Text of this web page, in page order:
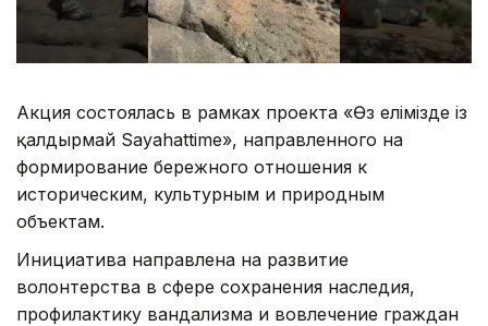
Акция состоялась в рамках проекта «Өз елімізде із
қалдырмай Sayahattime», направленного на
формирование бережного отношения к
историческим, культурным и природным
объектам.
Инициатива направлена на развитие
волонтерства в сфере сохранения наследия,
профилактику вандализма и вовлечение граждан